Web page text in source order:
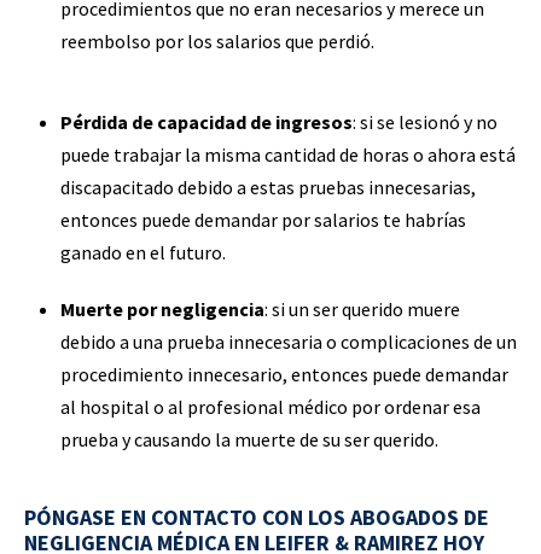
procedimientos que no eran necesarios y merece un
reembolso por los salarios que perdió.
Pérdida de capacidad de ingresos: si se lesionó y no
puede trabajar la misma cantidad de horas o ahora está
discapacitado debido a estas pruebas innecesarias,
entonces puede demandar por salarios te habrías
ganado en el futuro.
Muerte por negligencia: si un ser querido muere
debido a una prueba innecesaria o complicaciones de un
procedimiento innecesario, entonces puede demandar
al hospital o al profesional médico por ordenar esa
prueba y causando la muerte de su ser querido.
PÓNGASE EN CONTACTO CON LOS ABOGADOS DE
NEGLIGENCIA MÉDICA EN LEIFER & RAMIREZ HOY